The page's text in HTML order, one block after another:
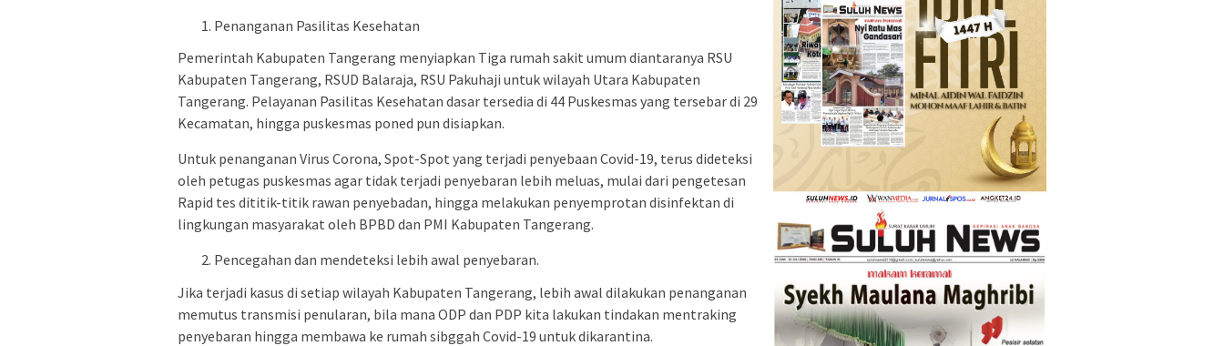
Penanganan Pasilitas Kesehatan
Pemerintah Kabupaten Tangerang menyiapkan Tiga rumah sakit umum diantaranya RSU
Kabupaten Tangerang, RSUD Balaraja, RSU Pakuhaji untuk wilayah Utara Kabupaten
Tangerang. Pelayanan Pasilitas Kesehatan dasar tersedia di 44 Puskesmas yang tersebar di 29
Kecamatan, hingga puskesmas poned pun disiapkan.
Untuk penanganan Virus Corona, Spot-Spot yang terjadi penyebaan Covid-19, terus dideteksi
oleh petugas puskesmas agar tidak terjadi penyebaran lebih meluas, mulai dari pengetesan
Rapid tes dititik-titik rawan penyebadan, hingga melakukan penyemprotan disinfektan di
lingkungan masyarakat oleh BPBD dan PMI Kabupaten Tangerang.
Pencegahan dan mendeteksi lebih awal penyebaran.
Jika terjadi kasus di setiap wilayah Kabupaten Tangerang, lebih awal dilakukan penanganan
memutus transmisi penularan, bila mana ODP dan PDP kita lakukan tindakan mentraking
penyebaran hingga membawa ke rumah sibggah Covid-19 untuk dikarantina.